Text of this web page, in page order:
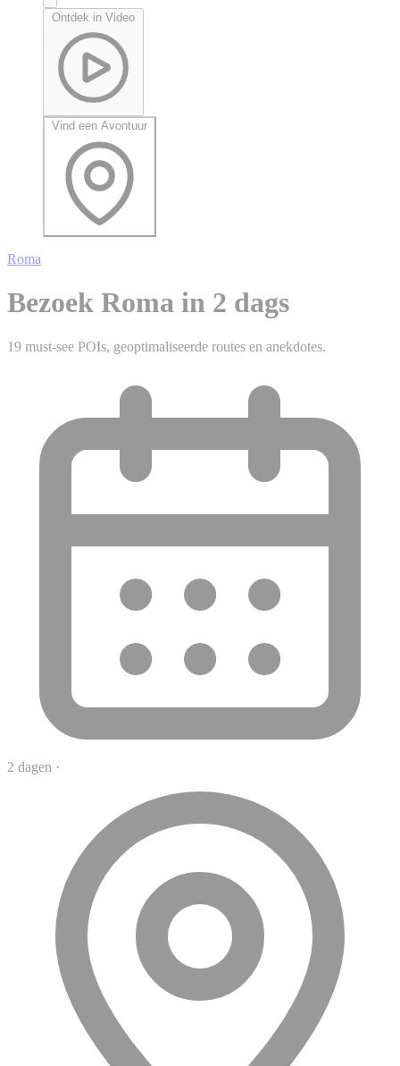
Ontdek in Video
Vind een Avontuur
Roma
Bezoek Roma in 2 dags
19 must-see POIs, geoptimaliseerde routes en anekdotes.
2 dagen ·